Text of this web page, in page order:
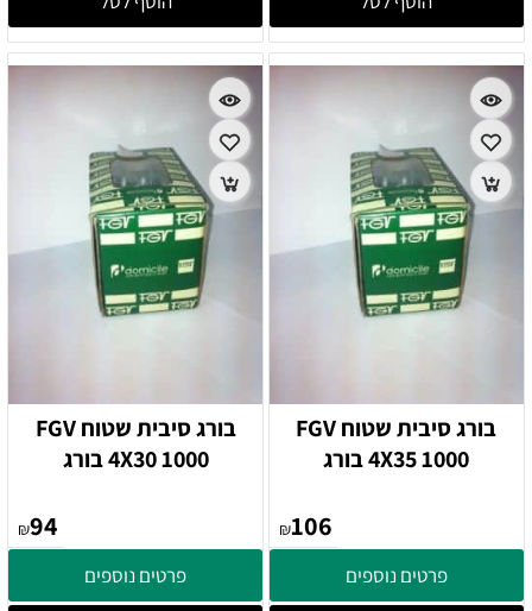
בורג סיבית שטוח FGV
4X35 1000 בורג
₪106
פרטים נוספים
בורג סיבית שטוח FGV
4X30 1000 בורג
₪94
פרטים נוספים